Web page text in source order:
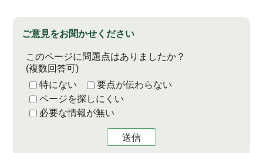
ご意見をお聞かせください
このページに問題点はありましたか？
(複数回答可)
特にない
要点が伝わらない
ページを探しにくい
必要な情報が無い
送信